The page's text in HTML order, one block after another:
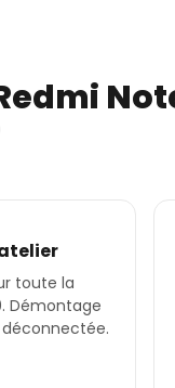
toute la
Démontage